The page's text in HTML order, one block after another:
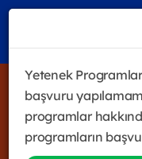
4 haftalık satış odaklı
Sales Leader
için kayıtlar devam
Yetenek
başvuru
programlar
programların